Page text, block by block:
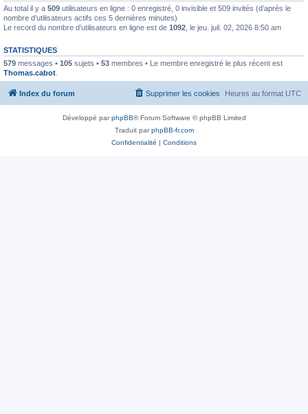
Au total il y a 509 utilisateurs en ligne : 0 enregistré, 0 invisible et 509 invités (d’après le
nombre d’utilisateurs actifs ces 5 dernières minutes)
Le record du nombre d’utilisateurs en ligne est de 1092 , le jeu. juil. 02, 2026 8:50 am
STATISTIQUES
579 messages • 105 sujets • 53 membres • Le membre enregistré le plus récent est
Thomas.cabot
Index du forum Heures au format UTC
Supprimer les cookies
Développé parphpBB® Forum Software © phpBB Limited
Traduit parphpBB-fr.com
Confidentialité | Conditions